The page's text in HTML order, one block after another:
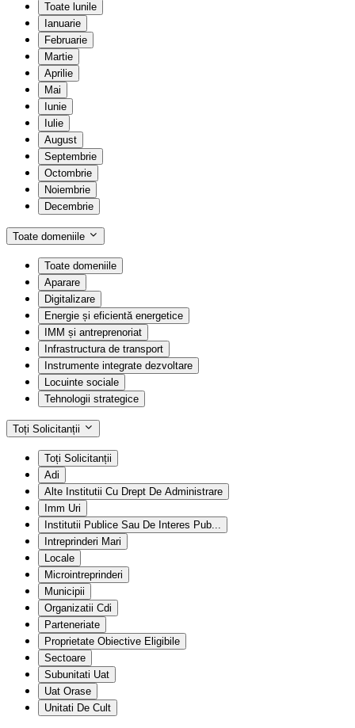
Toate lunile
Ianuarie
Februarie
Martie
Aprilie
Mai
Iunie
Iulie
August
Septembrie
Octombrie
Noiembrie
Decembrie
Toate domeniile
Toate domeniile
Aparare
Digitalizare
Energie și eficientă energetice
IMM și antreprenoriat
Infrastructura de transport
Instrumente integrate dezvoltare
Locuinte sociale
Tehnologii strategice
Toți Solicitanții
Toți Solicitanții
Adi
Alte Institutii Cu Drept De Administrare
Imm Uri
Institutii Publice Sau De Interes Pub...
Intreprinderi Mari
Locale
Microintreprinderi
Municipii
Organizatii Cdi
Parteneriate
Proprietate Obiective Eligibile
Sectoare
Subunitati Uat
Uat Orase
Unitati De Cult